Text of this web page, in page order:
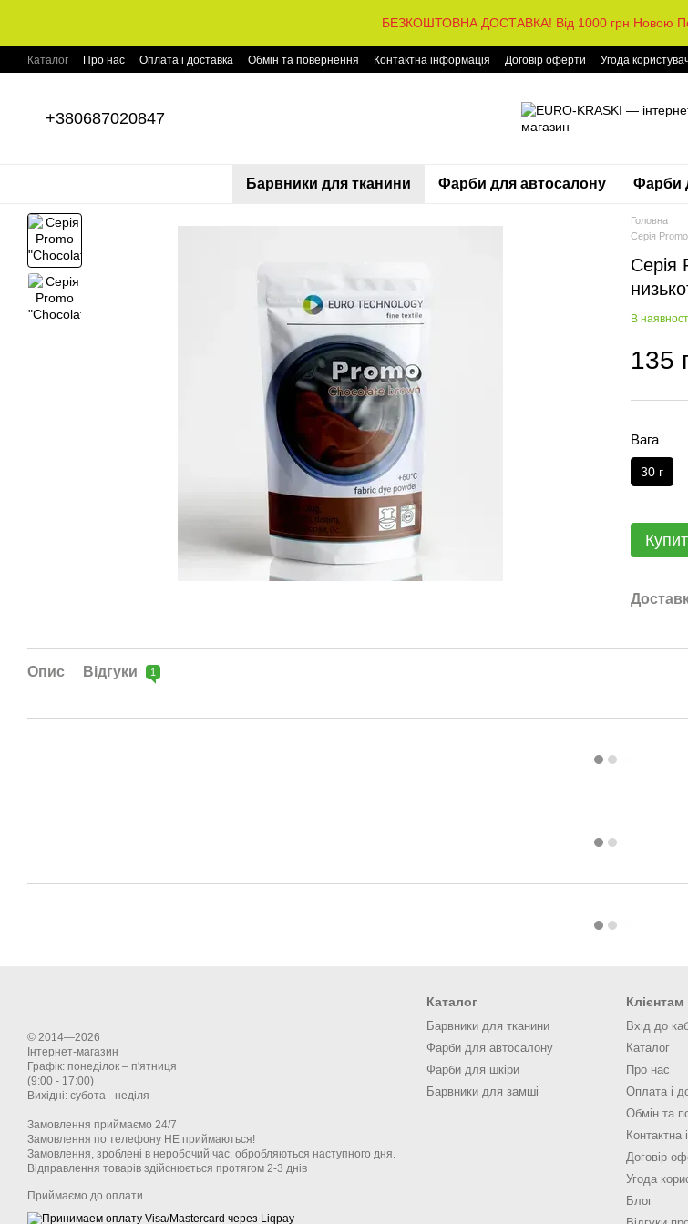
БЕЗКОШТОВНА ДОСТАВКА! Від 1000 грн Новою
Каталог Про нас Оплата і доставка Обмін та повернення Контактна інформація Договір оферти Угода
+380687020847
Барвники для тканини Фарби для автосалону Фарби
Головна
Серія
Серія
В
135
Вага
30 г
Опис Відгуки 1
© 2014—2026
Інтернет-магазин
Графік: понеділок – п'ятниця
(9:00 - 17:00)
Вихідні: субота - неділя
Замовлення приймаємо 24/7
Замовлення по телефону НЕ приймаються!
Замовлення, зроблені в неробочий час, обробляються наступного дня.
Відправлення товарів здійснюється протягом 2-3 днів
Приймаємо до оплати
Каталог
Барвники для тканини
Фарби для автосалону
Фарби для шкіри
Барвники для замші
Клієнтам
Вхід до
Каталог
Про нас
Оплата і
Обмін та
Контактна
Договір
Угода
Блог